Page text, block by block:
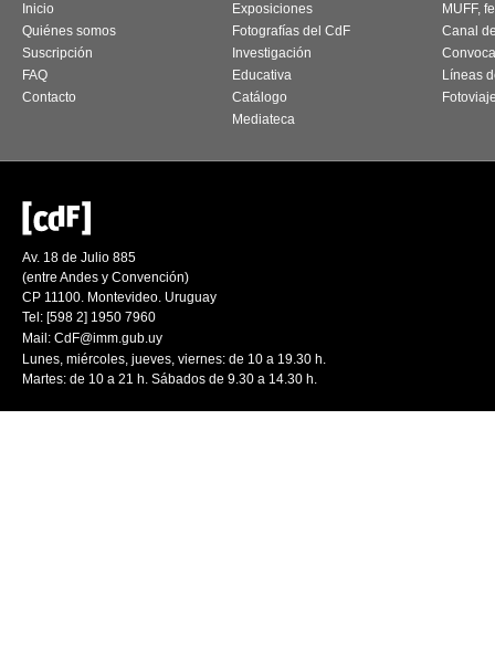
Inicio
Quiénes somos
Suscripción
FAQ
Contacto
Exposiciones
Fotografías del CdF
Investigación
Educativa
Catálogo
Mediateca
MUFF,
Canal
Líneas
Av. 18 de Julio 885
(entre Andes y Convención)
CP 11100. Montevideo. Uruguay
Tel: [598 2] 1950 7960
Mail: CdF@imm.gub.uy
Lunes, miércoles, jueves, viernes: de 10 a 19.30 h.
Martes: de 10 a 21 h. Sábados de 9.30 a 14.30 h.